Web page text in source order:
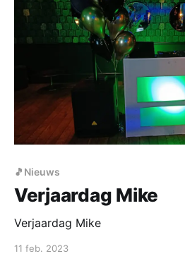
🎵Nieuws
Verjaardag Mike
Verjaardag Mike
11 feb. 2023